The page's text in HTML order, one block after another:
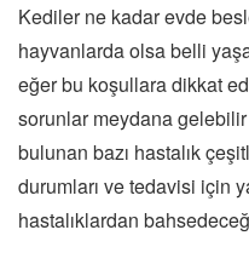
Kediler ne kadar evde
hayvanlarda olsa belli
eğer bu koşullara dikkat
sorunlar meydana
bulunan bazı hastalık
durumları ve tedavisi için
hastalıklardan